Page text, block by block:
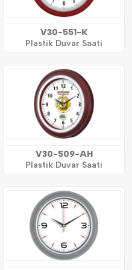
V30-551-K
Plastik Duvar Saati
V30-509-AH
Plastik Duvar Saati